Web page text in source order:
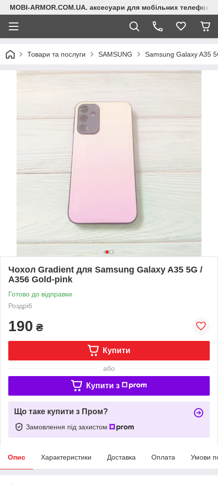
MOBI-ARMOR.COM.UA. аксесуари для мобільних телефонів
Товари та послуги SAMSUNG Samsung Galaxy A35
Чохол Gradient для Samsung Galaxy A35 5G /
A356 Gold-pink
Готово до відправки
Роздріб
190 ₴
Купити
або
Купити з
Що таке купити з Пром?
Замовлення під захистом
Опис Характеристики Доставка Оплата Умови